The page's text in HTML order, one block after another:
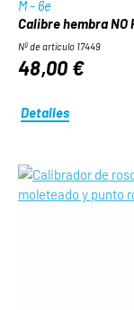
M - 6e
Calibre hembra NO
Nº de artículo 17449
48,00 €
Detalles